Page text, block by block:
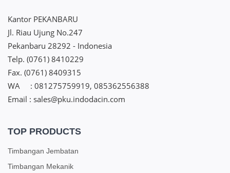
Kantor PEKANBARU
Jl. Riau Ujung No.247
Pekanbaru 28292 - Indonesia
Telp. (0761) 8410229
Fax. (0761) 8409315
WA : 081275759919, 085362556388
Email : sales@pku.indodacin.com
TOP PRODUCTS
Timbangan Jembatan
Timbangan Mekanik